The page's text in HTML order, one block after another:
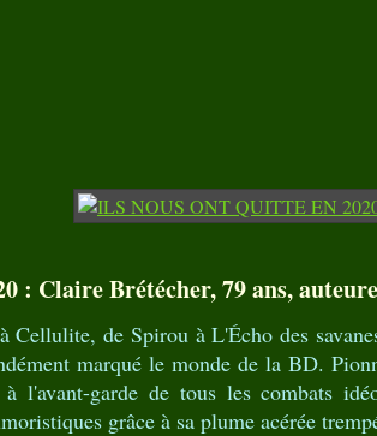
: Claire Brétécher, 79 ans,
Cellulite, de Spirou à L'Écho des
marqué le monde de la BD.
l'avant-garde de tous les combats
grâce à sa plume acérée